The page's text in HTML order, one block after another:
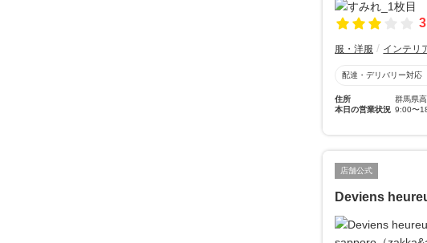
服・洋服 インテリ
配達・デリバリー対応
住所
群馬県
本日の営業状況 9:00〜
店舗公式
Deviens